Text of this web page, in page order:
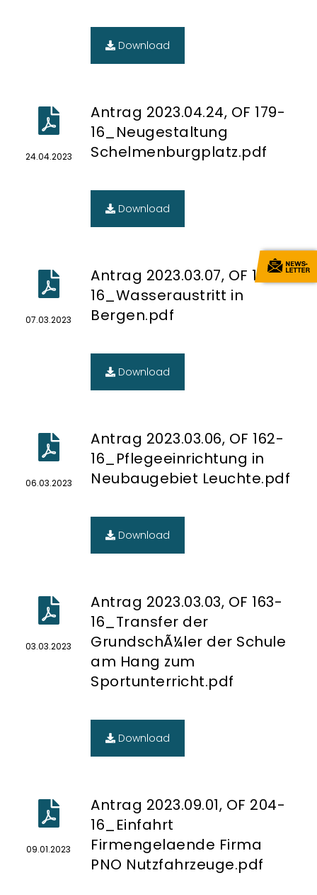
Download
24.04.2023
Antrag 2023.04.24, OF 179-
16_Neugestaltung
Schelmenburgplatz.pdf
Download
07.03.2023
Antrag 2023.03.07, OF 161-
16_Wasseraustritt in
Bergen.pdf
Download
06.03.2023
Antrag 2023.03.06, OF 162-
16_Pflegeeinrichtung in
Neubaugebiet Leuchte.pdf
Download
03.03.2023
Antrag 2023.03.03, OF 163-
16_Transfer der
GrundschÃ¼ler der Schule
am Hang zum
Sportunterricht.pdf
Download
09.01.2023
Antrag 2023.09.01, OF 204-
16_Einfahrt
Firmengelaende Firma
PNO Nutzfahrzeuge.pdf